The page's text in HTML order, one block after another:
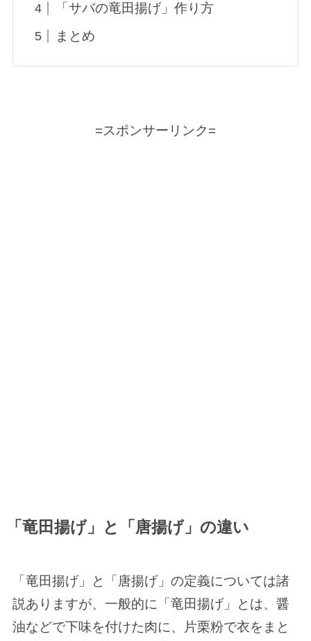
「サバの竜田揚げ」作り方
まとめ
=スポンサーリンク=
「竜田揚げ」と「唐揚げ」の違い
「竜田揚げ」と「唐揚げ」の定義については諸
説ありますが、一般的に「竜田揚げ」とは、醤
油などで下味を付けた肉に、片栗粉で衣をまと